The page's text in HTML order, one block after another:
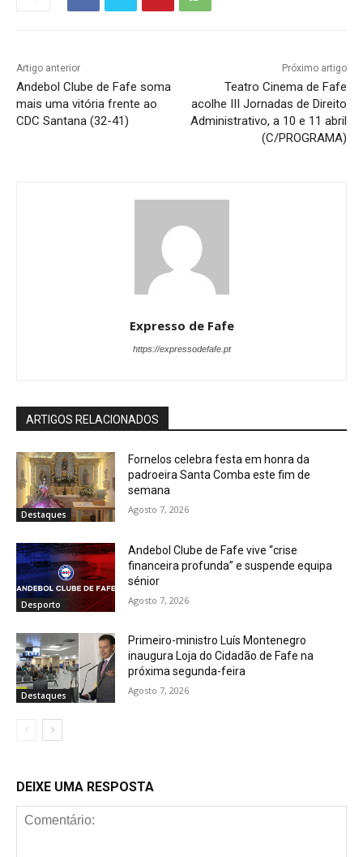
Artigo anterior
Andebol Clube de Fafe soma
mais uma vitória frente ao
CDC Santana (32-41)
Próximo artigo
Teatro Cinema de Fafe
acolhe III Jornadas de Direito
Administrativo, a 10 e 11 abril
(C/PROGRAMA)
Expresso de Fafe
https://expressodefafe.pt
ARTIGOS RELACIONADOS
Destaques
Fornelos celebra festa em honra da
padroeira Santa Comba este fim de
semana
Agosto 7, 2026
Desporto
Andebol Clube de Fafe vive “crise
financeira profunda” e suspende equipa
sénior
Agosto 7, 2026
Destaques
Primeiro-ministro Luís Montenegro
inaugura Loja do Cidadão de Fafe na
próxima segunda-feira
Agosto 7, 2026
DEIXE UMA RESPOSTA